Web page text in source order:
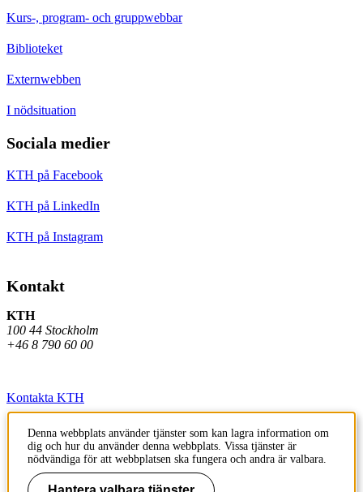
Kurs-, program- och gruppwebbar
Biblioteket
Externwebben
I nödsituation
Sociala medier
KTH på Facebook
KTH på LinkedIn
KTH på Instagram
Kontakt
KTH
100 44 Stockholm
+46 8 790 60 00
Kontakta KTH
Jobba på KTH
Press och media
Denna webbplats använder tjänster som kan lagra information om
dig och hur du använder denna webbplats. Vissa tjänster är
nödvändiga för att webbplatsen ska fungera och andra är valbara.